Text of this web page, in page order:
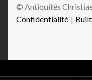
© Antiquités
Confidentialité